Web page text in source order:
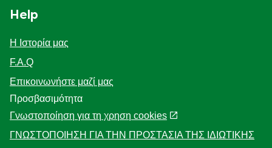
Help
Η Ιστορία μας
F.A.Q
Επικοινωνήστε μαζί μας
Προσβασιμότητα
Γνωστοποίηση για τη χρηση cookies
ΓΝΩΣΤΟΠΟΙΗΣΗ ΓΙΑ ΤΗΝ ΠΡΟΣΤΑΣΙΑ ΤΗΣ ΙΔΙΩΤΙΚΗΣ